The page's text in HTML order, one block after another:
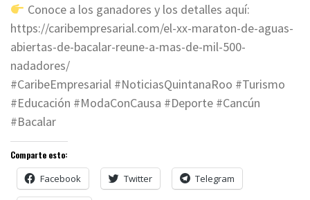
Conoce a los ganadores y los detalles aquí:
https://caribempresarial.com/el-xx-maraton-de-aguas-
abiertas-de-bacalar-reune-a-mas-de-mil-500-
nadadores/
#CaribeEmpresarial #NoticiasQuintanaRoo #Turismo
#Educación #ModaConCausa #Deporte #Cancún
#Bacalar
Comparte esto:
Facebook Twitter Telegram